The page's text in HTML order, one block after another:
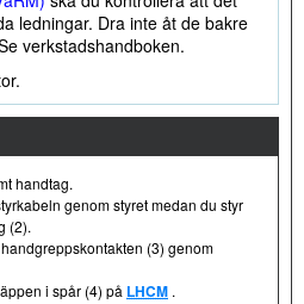
ledningar. Dra inte åt de bakre
verkstadshandboken.
handtag.
genom styret medan du styr
(2).
(3) genom
i spår (4) på LHCM .